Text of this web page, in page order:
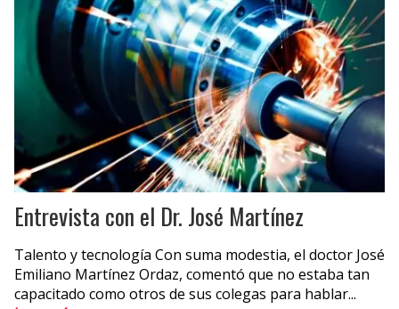
Entrevista con el Dr. José Martínez
Talento y tecnología Con suma modestia, el doctor José
Emiliano Martínez Ordaz, comentó que no estaba tan
capacitado como otros de sus colegas para hablar...